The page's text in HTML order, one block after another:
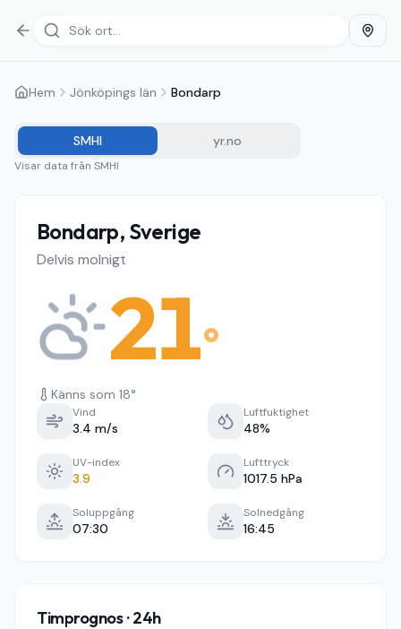
Hem Jönköpings län Bondarp
SMHI yr.no
Visar data från SMHI
Bondarp, Sverige
Delvis molnigt
21°
Känns som 18°
Vind
3.4 m/s
Luftfuktighet
48%
UV-index
3.9
Lufttryck
1017.5 hPa
Soluppgång
07:30
Solnedgång
16:45
Timprognos · 24h